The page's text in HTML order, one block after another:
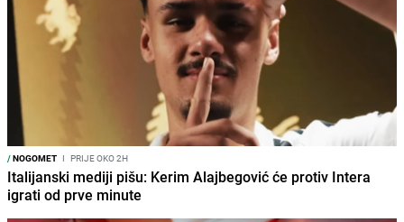
/NOGOMET I PRIJE OKO 2H
Italijanski mediji pišu: Kerim Alajbegović će protiv Intera
igrati od prve minute